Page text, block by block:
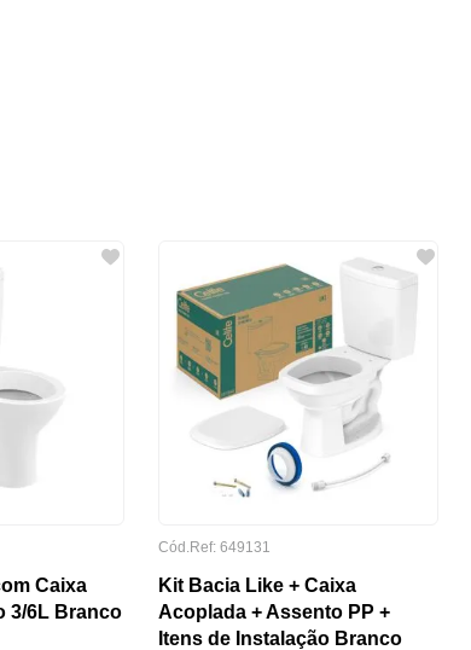
Caixa
3/6L Branco
Cód.Ref: 649131
Kit Bacia Like + Caixa
Acoplada + Assento PP +
Itens de Instalação Branco